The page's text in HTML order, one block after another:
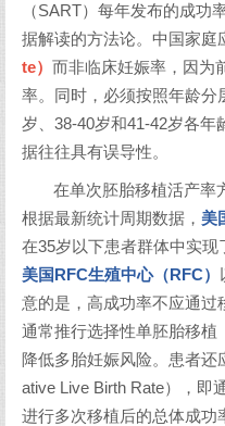
（SART）每年发布的成功
据解读的方法论。中国家庭
te） 而非临床妊娠率，因为
率。同时，必须按照年龄分
岁、38-40岁和41-42岁各年
据往往具有误导性。
在单次胚胎移植活产率
根据最新统计周期数据， 美
在35岁以下患者群体中实现
美国RFC生殖中心（RFC）
意的是，高成功率不应通过
通常推行选择性单胚胎移植
降低多胎妊娠风险。患者还
ative Live Birth Rate），即
进行多次移植后的总体成功